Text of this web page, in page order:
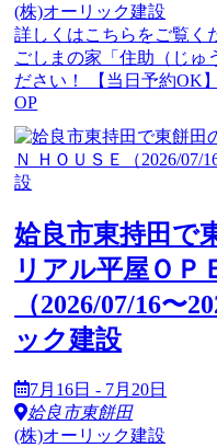
(株)オーリック建設
詳しくはこちらをご覧く
ごしまの家「住助（じゅ
ださい！ 【当日予約
OP
姶良市東持田で
リアル平屋ＯＰ
（2026/07/16〜
ック建設
7月16日 - 7月20日
姶良市東餅田
(株)オーリック建設